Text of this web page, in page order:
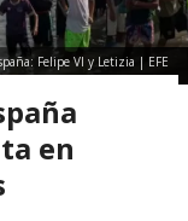
Felipe VI y Letizia | EFE
en